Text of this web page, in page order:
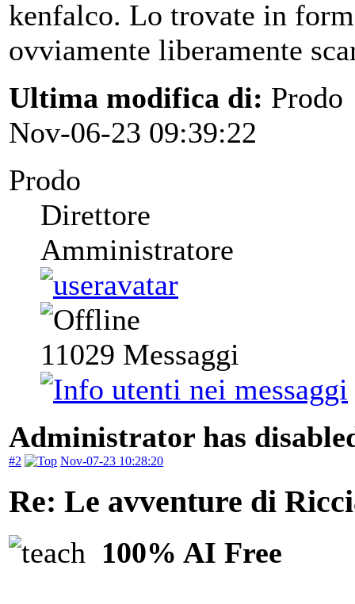
kenfalco. Lo trovate in
ovviamente liberamente
Ultima modifica di: Prodo
Nov-06-23 09:39:22
Prodo
Direttore
Amministratore
11029 Messaggi
Administrator has
#2 Nov-07-23 10:28:20
Re: Le avventure di
100% AI Free